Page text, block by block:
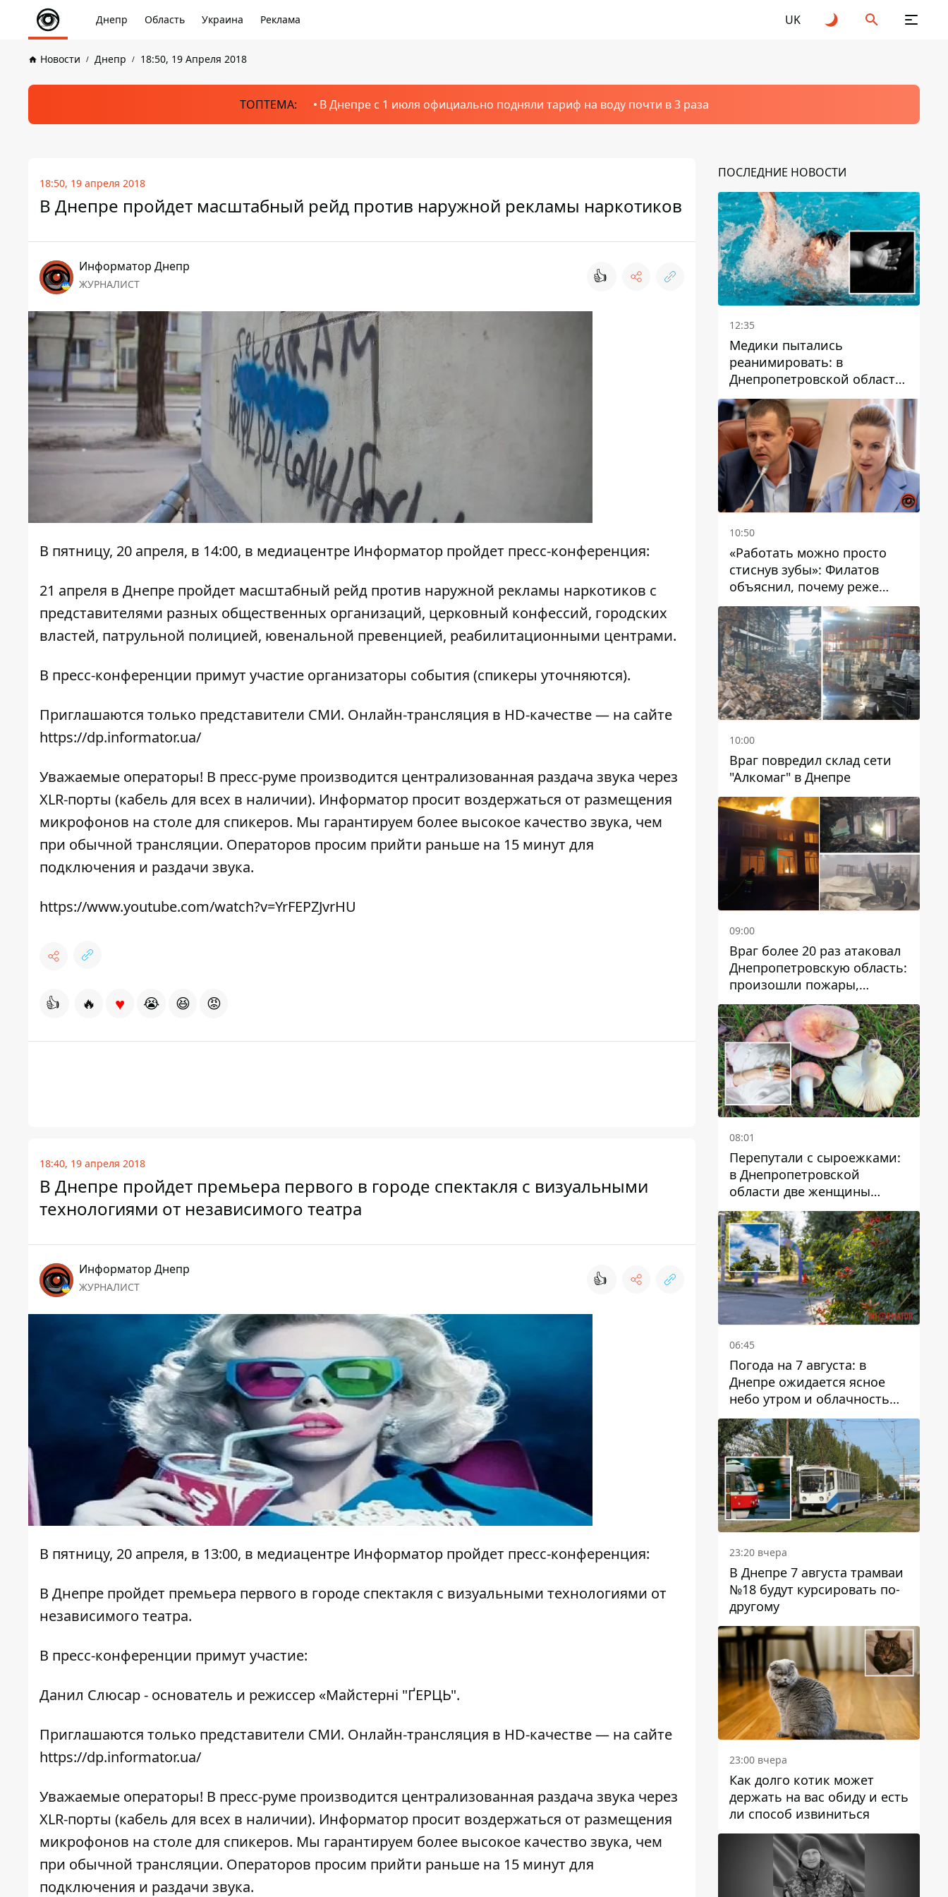
Днепр Область Украина Реклама UK
Новости Днепр 18:50, 19 Апреля 2018
ТОПТЕМА: В Днепре с 1 июля официально подняли тариф на воду почти в 3 раза
18:50, 19 апреля 2018
В Днепре пройдет масштабный рейд против наружной рекламы наркотиков
Информатор Днепр
ЖУРНАЛИСТ 👍
В пятницу, 20 апреля, в 14:00, в медиацентре Информатор пройдет пресс-конференция:
21 апреля в Днепре пройдет масштабный рейд против наружной рекламы наркотиков с
представителями разных общественных организаций, церковный конфессий, городских
властей, патрульной полицией, ювенальной превенцией, реабилитационными центрами.
В пресс-конференции примут участие организаторы события (спикеры уточняются).
Приглашаются только представители СМИ. Онлайн-трансляция в HD-качестве — на сайте
https://dp.informator.ua/
Уважаемые операторы! В пресс-руме производится централизованная раздача звука через
XLR-порты (кабель для всех в наличии). Информатор просит воздержаться от размещения
микрофонов на столе для спикеров. Мы гарантируем более высокое качество звука, чем
при обычной трансляции. Операторов просим прийти раньше на 15 минут для
подключения и раздачи звука.
https://www.youtube.com/watch?v=YrFEPZJvrHU
👍 🔥 ♥ 😭 😆 😡
18:40, 19 апреля 2018
В Днепре пройдет премьера первого в городе спектакля с визуальными
технологиями от независимого театра
Информатор Днепр
ЖУРНАЛИСТ 👍
В пятницу, 20 апреля, в 13:00, в медиацентре Информатор пройдет пресс-конференция:
В Днепре пройдет премьера первого в городе спектакля с визуальными технологиями от
независимого театра.
В пресс-конференции примут участие:
Данил Слюсар - основатель и режиссер «Майстерні "ҐЕРЦЬ".
Приглашаются только представители СМИ. Онлайн-трансляция в HD-качестве — на сайте
https://dp.informator.ua/
Уважаемые операторы! В пресс-руме производится централизованная раздача звука через
XLR-порты (кабель для всех в наличии). Информатор просит воздержаться от размещения
микрофонов на столе для спикеров. Мы гарантируем более высокое качество звука, чем
при обычной трансляции. Операторов просим прийти раньше на 15 минут для
подключения и раздачи звука.
ПОСЛЕДНИЕ НОВОСТИ
12:35
Медики пытались
реанимировать: в
Днепропетровской области
двухлетний мальчик утонул
в бассейне
10:50
«Работать можно просто
стиснув зубы»: Филатов
объяснил, почему реже
пишет в соцсетях и
раскритиковал медийность
чиновников
10:00
Враг повредил склад сети
"Алкомаг" в Днепре
09:00
Враг более 20 раз атаковал
Днепропетровскую область:
произошли пожары,
повреждены дома,
инфраструктура и авто
08:01
Перепутали с сыроежками:
в Днепропетровской
области две женщины
отравились грибами
06:45
Погода на 7 августа: в
Днепре ожидается ясное
небо утром и облачность
после обеда
23:20 вчера
В Днепре 7 августа трамваи
№18 будут курсировать по-
другому
23:00 вчера
Как долго котик может
держать на вас обиду и есть
ли способ извиниться